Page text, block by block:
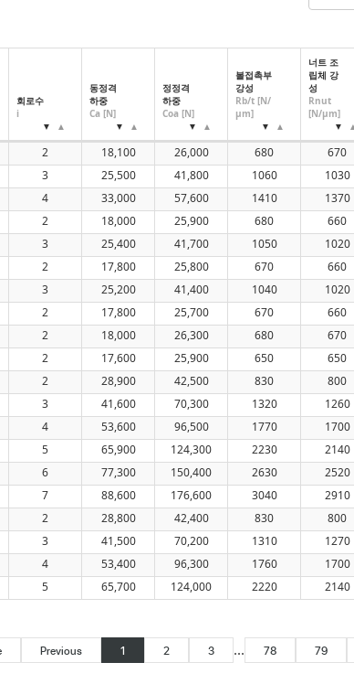
회로수
i
동정격
하중
Ca [N]
정정격
하중
Coa [N]
볼접촉부
강성
Rb/t [N/
μm]
너트 조
립체 강
성
Rnut
[N/μm]
2 18,100 26,000 680 670
3 25,500 41,800 1060 1030
4 33,000 57,600 1410 1370
2 18,000 25,900 680 660
3 25,400 41,700 1050 1020
2 17,800 25,800 670 660
3 25,200 41,400 1040 1020
2 17,800 25,700 670 660
2 18,000 26,300 680 670
2 17,600 25,900 650 650
2 28,900 42,500 830 800
3 41,600 70,300 1320 1260
4 53,600 96,500 1770 1700
5 65,900 124,300 2230 2140
6 77,300 150,400 2630 2520
7 88,600 176,600 3040 2910
2 28,800 42,400 830 800
3 41,500 70,200 1310 1270
4 53,400 96,300 1760 1700
5 65,700 124,000 2220 2140
Previous 1 2 3 ... 78 79